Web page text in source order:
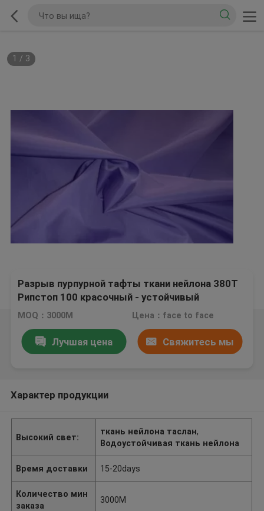
1 / 3
Разрыв пурпурной тафты ткани нейлона 380Т
Рипстоп 100 красочный - устойчивый
MOQ：3000М Цена：face to face
Лучшая цена Свяжитесь мы
Характер продукции
Высокий свет:
ткань нейлона таслан,
Водоустойчивая ткань нейлона
Время доставки 15-20days
Количество мин
заказа
3000М